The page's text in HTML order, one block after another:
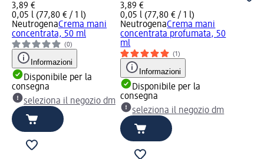
3,89 €
0,05 l (77,80 € / 1 l)
NeutrogenaCrema mani
concentrata, 50 ml
(0)
Informazioni
Disponibile per la
consegna
seleziona il negozio dm
3,89 €
0,05 l (77,80 € / 1 l)
NeutrogenaCrema mani
concentrata profumata, 50
ml
(1)
Informazioni
Disponibile per la
consegna
seleziona il negozio dm